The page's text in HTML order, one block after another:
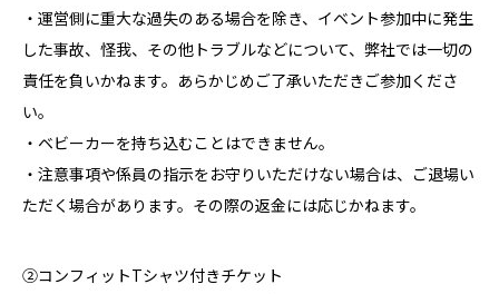
・運営側に重大な過失のある場合を除き、イベント参加中に発生
した事故、怪我、その他トラブルなどについて、弊社では一切の
責任を負いかねます。あらかじめご了承いただきご参加くださ
い。
・ベビーカーを持ち込むことはできません。
・注意事項や係員の指示をお守りいただけない場合は、ご退場い
ただく場合があります。その際の返金には応じかねます。
②コンフィットTシャツ付きチケット